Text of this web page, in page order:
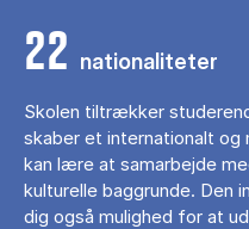
22 nationaliteter
Skolen tiltrækker
skaber et internationalt og
kan lære at samarbejde
kulturelle baggrunde. Den
dig også mulighed for at